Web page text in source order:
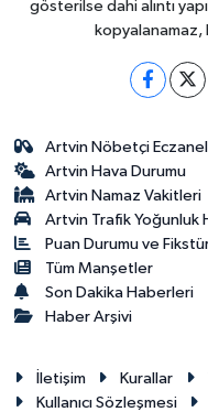
gösterilse dahi alıntı
kopyalanamaz,
Artvin Nöbetçi
Artvin Hava Durumu
Artvin Namaz Vakitleri
Artvin Trafik Yoğunluk
Puan Durumu ve
Tüm Manşetler
Son Dakika Haberleri
Haber Arşivi
İletişim Kurallar
Kullanıcı Sözleşmesi